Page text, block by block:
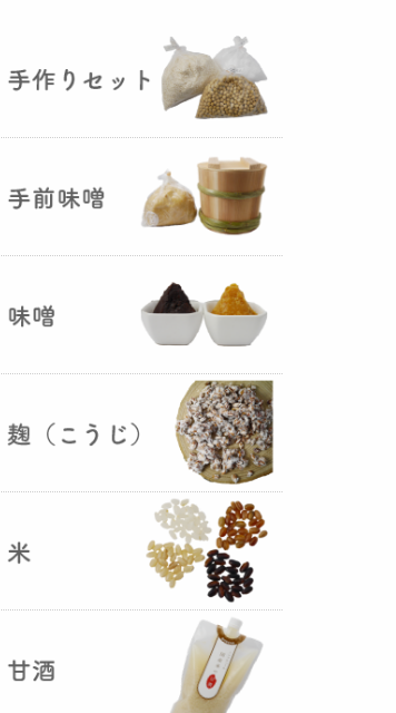
お米5kg貯蔵用アルミ袋が完
成しました！完全オリジナルで特
別な仕様でお米の美味しさをその
ままキープ！酸化防止と長期保存
を可能にしました！
山形さくらんぼ甘酒ゼリー発売
山形のさくらんぼをペーストにし
て、当店の生甘酒と合わせフレッ
シュな酸味の効いたさくらんぼ甘
が出来まし
た。